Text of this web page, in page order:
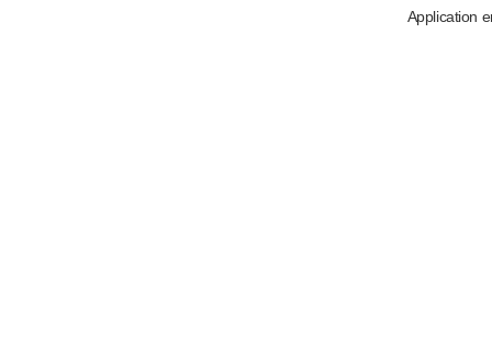
Application